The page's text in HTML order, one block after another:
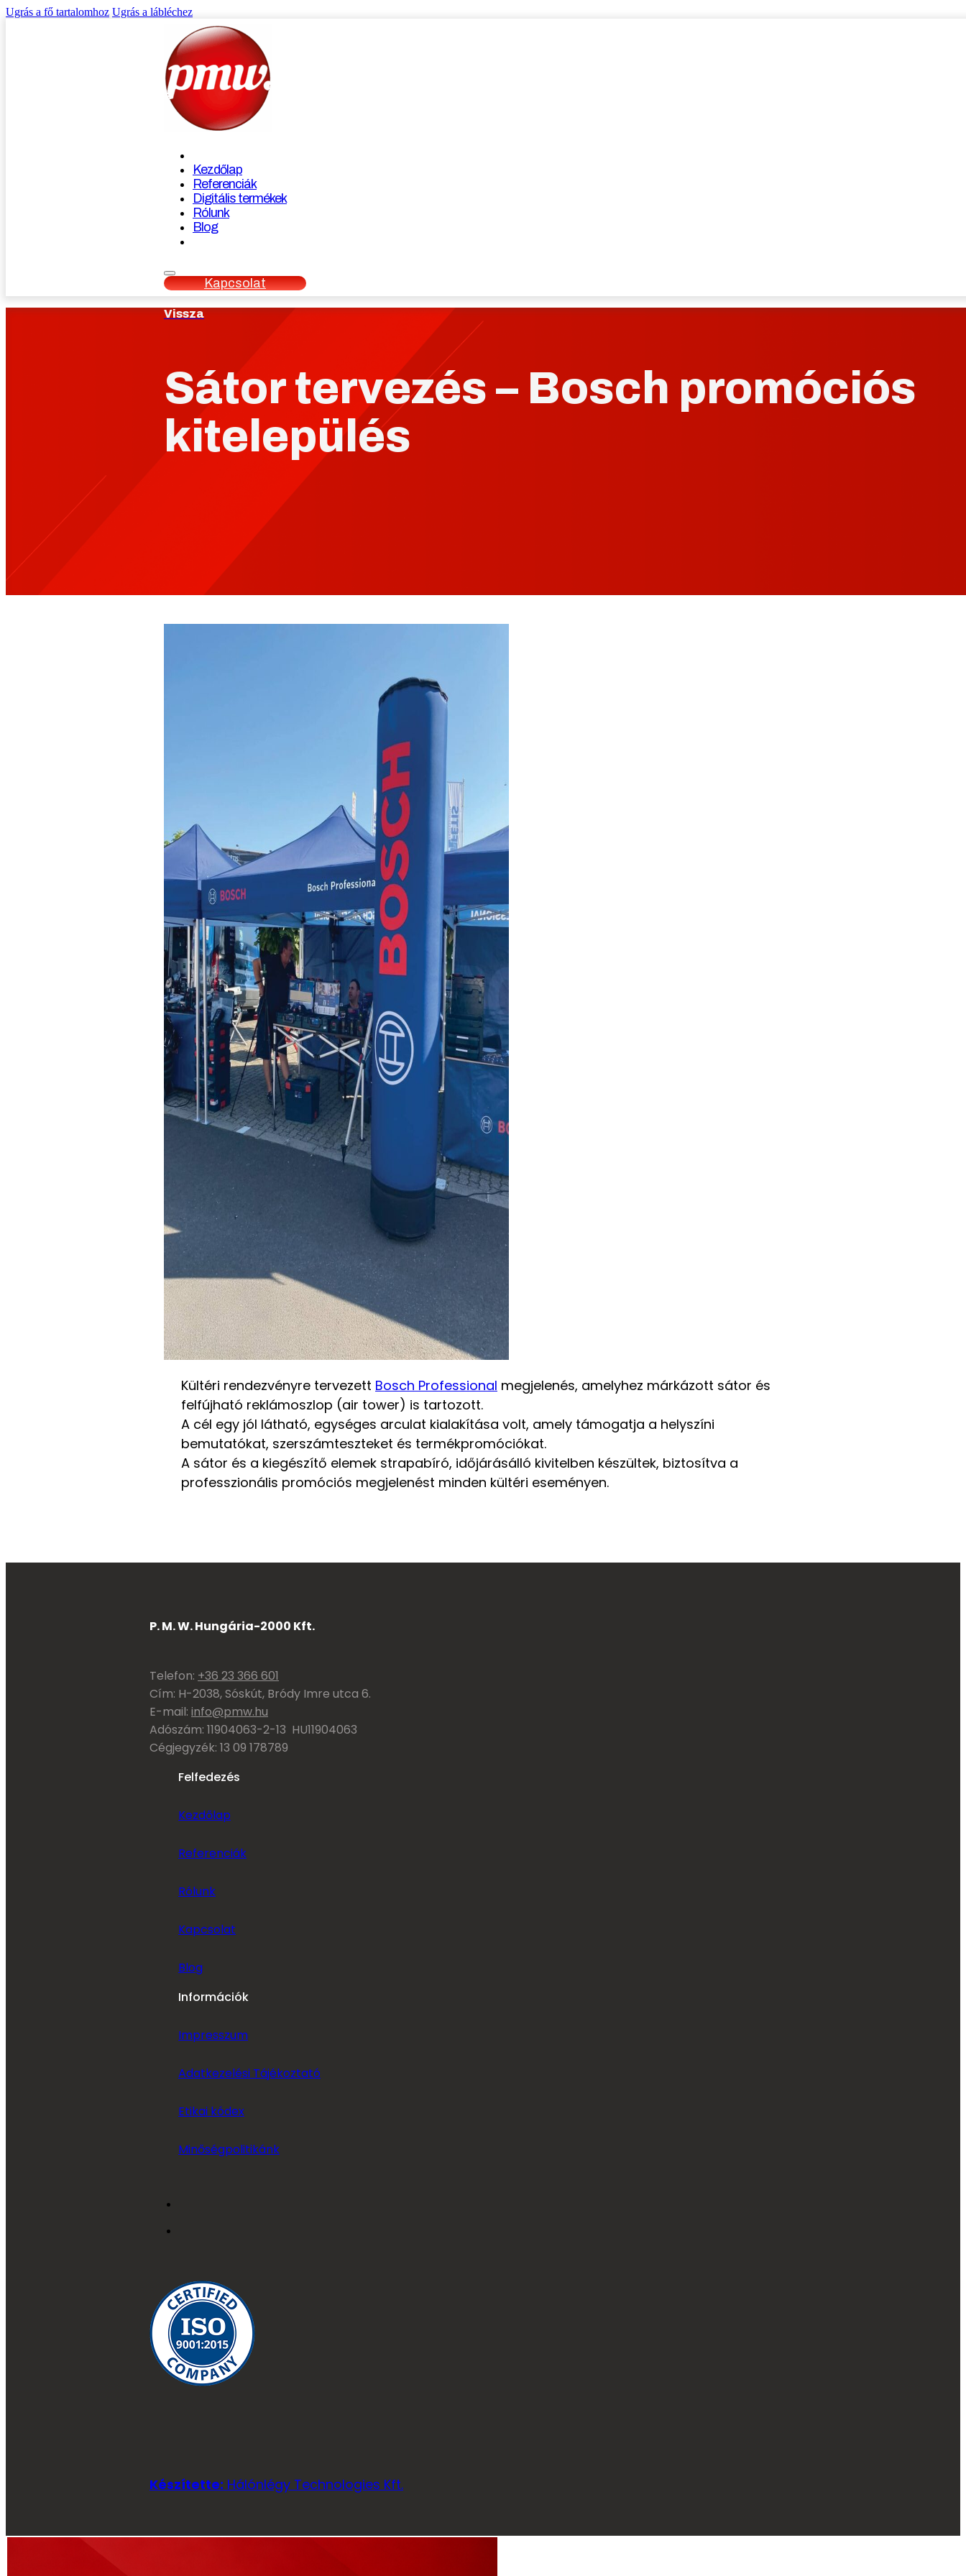
Ugrás a fő tartalomhoz Ugrás a lábléchez
Kezdőlap
Referenciák
Digitális termékek
Rólunk
Blog
Kapcsolat
Vissza
Sátor tervezés – Bosch promóciós
kitelepülés
Kültéri rendezvényre tervezett Bosch Professional megjelenés, amelyhez márkázott sátor és
felfújható reklámoszlop (air tower) is tartozott.
A cél egy jól látható, egységes arculat kialakítása volt, amely támogatja a helyszíni
bemutatókat, szerszámteszteket és termékpromóciókat.
A sátor és a kiegészítő elemek strapabíró, időjárásálló kivitelben készültek, biztosítva a
professzionális promóciós megjelenést minden kültéri eseményen.
P. M. W. Hungária-2000 Kft.
Telefon: +36 23 366 601
Cím: H-2038, Sóskút, Bródy Imre utca 6.
E-mail: info@pmw.hu
Adószám: 11904063-2-13 HU11904063
Cégjegyzék: 13 09 178789
Felfedezés
Kezdőlap
Referenciák
Rólunk
Kapcsolat
Blog
Információk
Impresszum
Adatkezelési Tájékoztató
Etikai kódex
Minőségpolitikánk
Készítette: Hálónlégy Technologies Kft.